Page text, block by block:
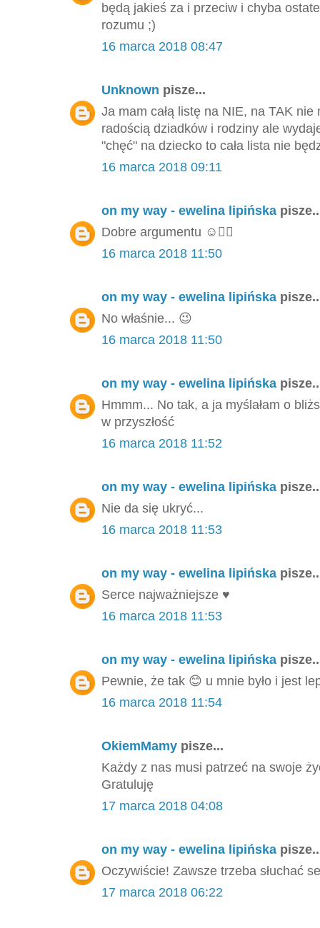
będą jakieś za i przeciw i chyba
rozumu ;)
16 marca 2018 08:47
Unknown pisze...
Ja mam całą listę na NIE, na TAK
radością dziadków i rodziny ale
"chęć" na dziecko to cała lista nie
16 marca 2018 09:11
on my way - ewelina lipińska
Dobre argumentu ☺️👌🏻
16 marca 2018 11:50
on my way - ewelina lipińska
No właśnie... 😉
16 marca 2018 11:50
on my way - ewelina lipińska
Hmmm... No tak, a ja myślałam o
w przyszłość
16 marca 2018 11:52
on my way - ewelina lipińska
Nie da się ukryć...
16 marca 2018 11:53
on my way - ewelina lipińska
Serce najważniejsze ♥️
16 marca 2018 11:53
on my way - ewelina lipińska
Pewnie, że tak 😊 u mnie było i jest
16 marca 2018 11:54
OkiemMamy pisze...
Każdy z nas musi patrzeć na swoje
Gratuluję
17 marca 2018 04:08
on my way - ewelina lipińska
Oczywiście! Zawsze trzeba słuchać
17 marca 2018 06:22